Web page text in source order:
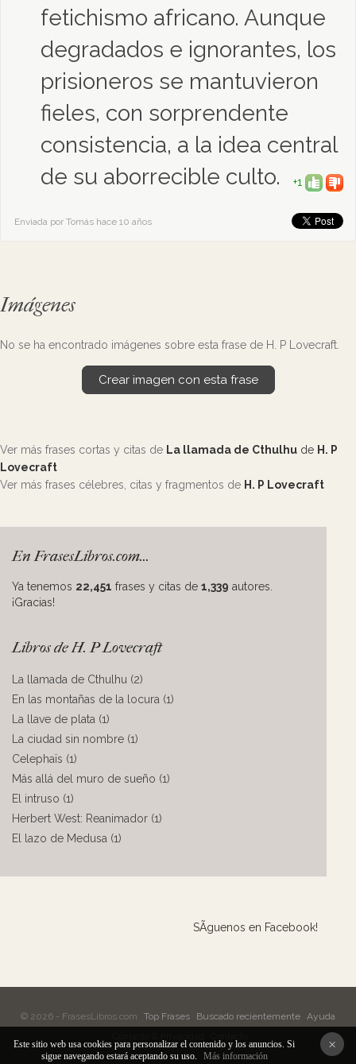
fetichismo africano. Aunque
degradados e ignorantes, los
prisioneros se mantuvieron
fieles, con sorprendente
consistencia, a la idea central
de su aborrecible culto.
+1
Enviada por Tomás hace 10 años
Imágenes
No se ha encontrado imágenes sobre esta frase de H. P Lovecraft.
Crear imagen con esta frase
Ver más frases cortas y citas de La llamada de Cthulhu de H. P
Lovecraft
Ver más frases célebres, citas y fragmentos de H. P Lovecraft
En FrasesLibros.com...
Ya tenemos 22,451 frases y citas de 1,339 autores.
¡Gracias!
Libros de H. P Lovecraft
La llamada de Cthulhu (2)
En las montañas de la locura (1)
La llave de plata (1)
La ciudad sin nombre (1)
Celephaïs (1)
Más allá del muro de sueño (1)
El intruso (1)
Herbert West: Reanimador (1)
El lazo de Medusa (1)
SÃ­guenos en Facebook!
© 2026 - FrasesLibros.com Top Frases Buscado recientemente Ayuda
×
Este sitio web usa cookies para personalizar el contenido y los anuncios. Si
sigue navegando estará aceptando su uso.
Más información